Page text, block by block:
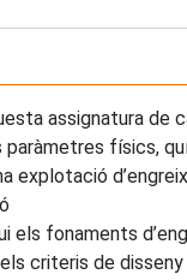
assignatura de
paràmetres físics,
explotació
els fonaments
criteris de